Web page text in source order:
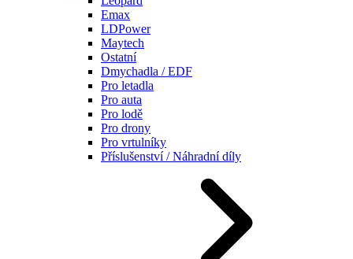
Emax
LDPower
Maytech
Ostatní
Dmychadla / EDF
Pro letadla
Pro auta
Pro lodě
Pro drony
Pro vrtulníky
Příslušenství / Náhradní díly